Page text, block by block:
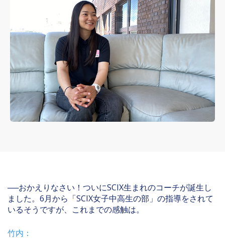
──おかえりなさい！ついにSCIX生まれのコーチが誕生し
ました。6月から「SCIX女子中高生の部」の指導をされて
いるそうですが、これまでの感触は。
竹内：